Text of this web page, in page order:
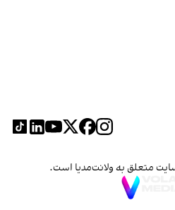
متعلق به ولانت‌مدیا است.